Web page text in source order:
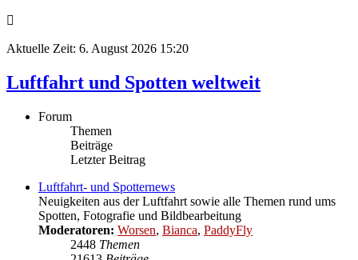
Aktuelle Zeit: 6. August 2026 15:20
Luftfahrt und Spotten weltweit
Forum
Themen
Beiträge
Letzter Beitrag
Luftfahrt- und Spotternews
Neuigkeiten aus der Luftfahrt sowie alle Themen rund ums
Spotten, Fotografie und Bildbearbeitung
Moderatoren: Worsen, Bianca, PaddyFly
2448 Themen